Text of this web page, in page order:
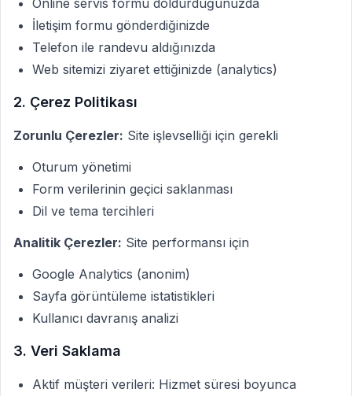
Online servis formu doldurduğunuzda
İletişim formu gönderdiğinizde
Telefon ile randevu aldığınızda
Web sitemizi ziyaret ettiğinizde (analytics)
2. Çerez Politikası
Zorunlu Çerezler: Site işlevselliği için gerekli
Oturum yönetimi
Form verilerinin geçici saklanması
Dil ve tema tercihleri
Analitik Çerezler: Site performansı için
Google Analytics (anonim)
Sayfa görüntüleme istatistikleri
Kullanıcı davranış analizi
3. Veri Saklama
Aktif müşteri verileri: Hizmet süresi boyunca